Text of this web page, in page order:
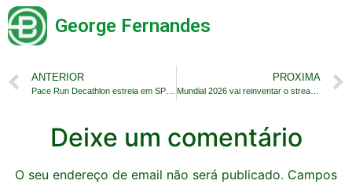
George Fernandes
ANTERIOR PROXIMA
Mundial 2026 vai reinventar o streaming esportivo
Deixe um comentário
O seu endereço de email não será publicado. Campos